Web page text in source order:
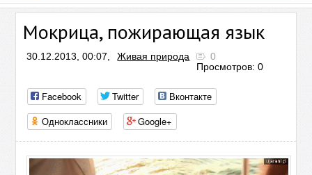
Мокрица, пожирающая язык
30.12.2013, 00:07, Живая природа
0
Просмотров: 0
Facebook Twitter
Вконтакте
Одноклассники
Google+